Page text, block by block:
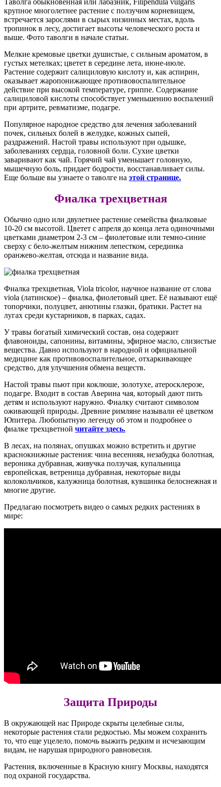
Таволга обыкновенная или лабазник, Filipendula vulgaris
крупное многолетнее растение с ползучим корневищем,
встречается зарослями в сырых низинных местах, вдоль
тропинок в лесу, достигает высоты человеческого роста и
выше. Фото таволги в начале статьи.
Мелкие кремовые цветки душистые, с сильным ароматом, в
густых метелках; цветет в середине лета, июне-июле.
Растение содержит салициловую кислоту и, как аспирин,
оказывает жаропонижающее противовоспалительное
действие при высокой температуре, гриппе. Содержание
салициловой кислоты способствует уменьшению воспалений
при артрите, ревматизме, подагре.
Популярное народное средство для лечения заболеваний
почек, сильных болей в желудке, кожных сыпей,
раздражений. Настой травы используют при одышке,
заболеваниях сердца, головной боли. Сухие цветки
заваривают как чай. Горячий чай уменьшает головную,
мышечную боль, придает бодрости, восстанавливает силы.
Еще больше вы узнаете о таволге на этой странице.
Фиалка трехцветная
Обычно одно или двулетнее растение семейства фиалковые
10-20 см высотой. Цветет с апреля до конца лета одиночными
цветками диаметром 2-3 см – фиолетовые или темно-синие
сверху с бело-желтым нижним лепестком, серединка
оранжево-желтая, отсюда и название вида.
Фиалка трехцветная, Viola tricolor, научное название от слова
viola (латинское) – фиалка, фиолетовый цвет. Её называют ещё
топорчики, полуцвет, анютины глазки, братики. Растет на
лугах среди кустарников, в парках, садах.
У травы богатый химический состав, она содержит
флавоноиды, сапонины, витамины, эфирное масло, слизистые
вещества. Давно используют в народной и официальной
медицине как противовоспалительное, отхаркивающее
средство, для улучшения обмена веществ.
Настой травы пьют при коклюше, золотухе, атеросклерозе,
подагре. Входит в состав Аверина чая, который дают пить
детям и используют наружно. Фиалку считают символом
оживающей природы. Древние римляне называли её цветком
Юпитера. Любопытную легенду об этом и подробнее о
фиалке трехцветной читайте здесь.
В лесах, на полянах, опушках можно встретить и другие
краснокнижные растения: чина весенняя, незабудка болотная,
вероника дубравная, живучка ползучая, купальница
европейская, ветреница дубравная, некоторые виды
колокольчиков, калужница болотная, кувшинка белоснежная и
многие другие.
Предлагаю посмотреть видео о самых редких растениях в
мире:
Защита Природы
В окружающей нас Природе скрыты целебные силы,
некоторые растения стали редкостью. Мы можем сохранить
то, что еще уцелело, помочь выжить редким и исчезающим
видам, не нарушая природного равновесия.
Растения, включенные в Красную книгу Москвы, находятся
под охраной государства.